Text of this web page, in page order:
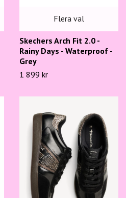
Flera val
Skechers Arch Fit 2.0 -
Rainy Days - Waterproof -
Grey
1 899 kr